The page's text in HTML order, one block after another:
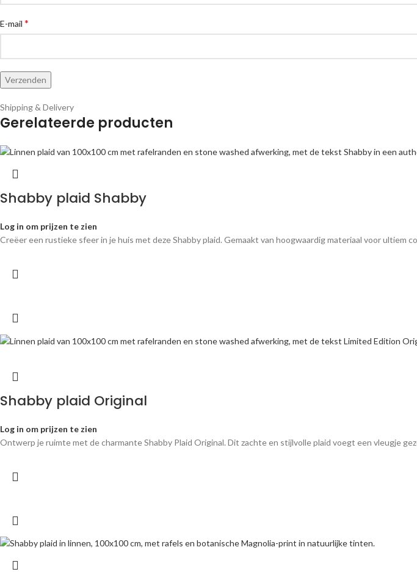
E-mail *
Shipping & Delivery
Gerelateerde producten
Shabby plaid Shabby
Log in om prijzen te zien
Creëer een rustieke sfeer in je huis met deze Shabby plaid. Gemaakt van hoogwaardig materiaal voor ultiem
Shabby plaid Original
Log in om prijzen te zien
Ontwerp je ruimte met de charmante Shabby Plaid Original. Dit zachte en stijlvolle plaid voegt een vleugje